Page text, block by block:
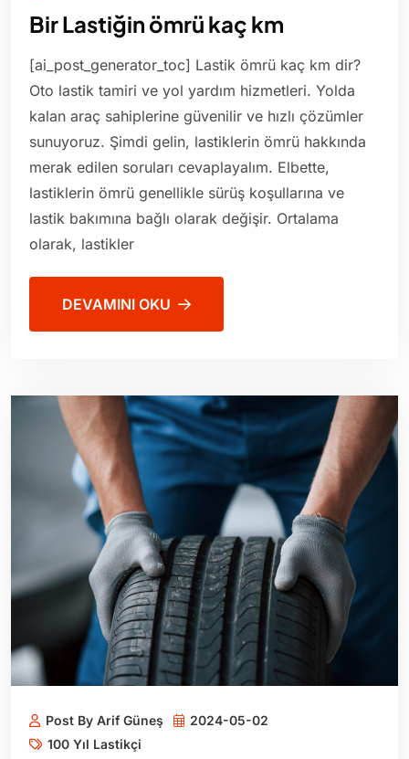
Bir Lastiğin ömrü kaç km
[ai_post_generator_toc] Lastik ömrü kaç km dir?
Oto lastik tamiri ve yol yardım hizmetleri. Yolda
kalan araç sahiplerine güvenilir ve hızlı çözümler
sunuyoruz. Şimdi gelin, lastiklerin ömrü hakkında
merak edilen soruları cevaplayalım. Elbette,
lastiklerin ömrü genellikle sürüş koşullarına ve
lastik bakımına bağlı olarak değişir. Ortalama
olarak, lastikler
DEVAMINI OKU
Post By Arif Güneş
2024-05-02
100 Yıl Lastikçi